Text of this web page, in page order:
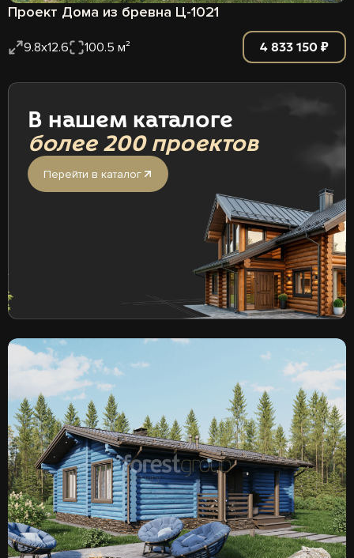
Проект Дома из бревна Ц-1021
9.8x12.6 100.5 м² 4 833 150 ₽
В нашем каталоге
более 200 проектов
Перейти в каталог